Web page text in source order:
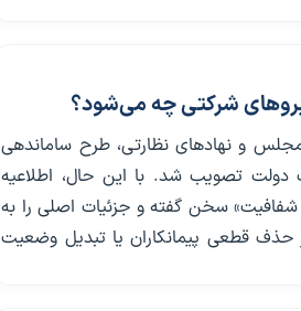
شرکتی چه می‌شود؟
و نهادهای نظارتی، طرح ساماندهی
دولت تصویب شد. با این حال، اطلاعیه
شفافیت» سخن گفته و جزئیات اصلی را به
حذف قطعی پیمانکاران یا تبدیل وضعیت